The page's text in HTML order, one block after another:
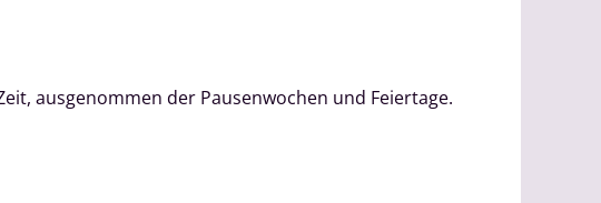
ausgenommen der Pausenwochen und Feiertage.